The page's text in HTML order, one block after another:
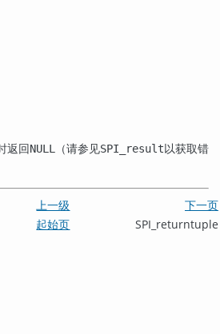
返回NULL （请参见SPI_result以获取错
上一级
下一页
起始页 SPI_returntuple